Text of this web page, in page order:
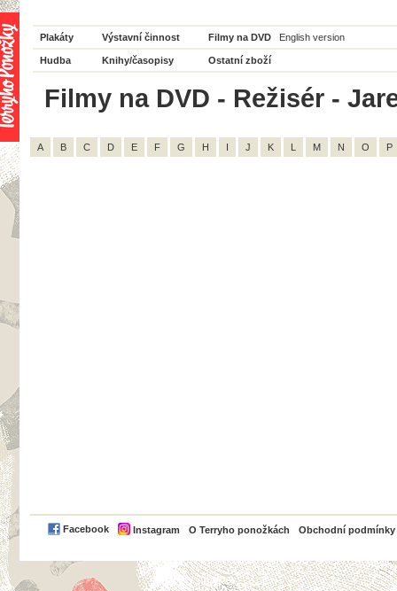
Plakáty Výstavní činnost Filmy na DVD English version
Hudba Knihy/časopisy Ostatní zboží
Filmy na DVD - Režisér -
A B C D E F G H I J K L M N O P
Facebook Instagram O Terryho ponožkách Obchodní podmínky
PayPal